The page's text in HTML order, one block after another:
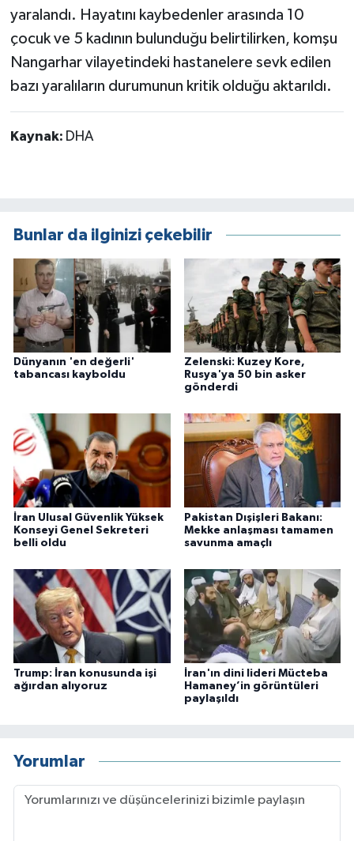
yaralandı. Hayatını kaybedenler arasında 10
çocuk ve 5 kadının bulunduğu belirtilirken, komşu
Nangarhar vilayetindeki hastanelere sevk edilen
bazı yaralıların durumunun kritik olduğu aktarıldı.
Kaynak: DHA
Bunlar da ilginizi çekebilir
Dünyanın 'en değerli'
tabancası kayboldu
Zelenski: Kuzey Kore,
Rusya'ya 50 bin asker
gönderdi
İran Ulusal Güvenlik Yüksek
Konseyi Genel Sekreteri
belli oldu
Pakistan Dışişleri Bakanı:
Mekke anlaşması tamamen
savunma amaçlı
Trump: İran konusunda işi
ağırdan alıyoruz
İran'ın dini lideri Mücteba
Hamaney’in görüntüleri
paylaşıldı
Yorumlar